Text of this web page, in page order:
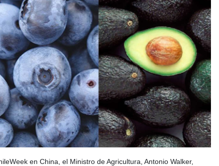
en China, el Ministro de Agricultura, Antonio Walker,